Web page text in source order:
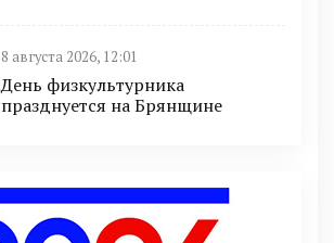
8 августа 2026, 12:01
День физкультурника
празднуется на Брянщине